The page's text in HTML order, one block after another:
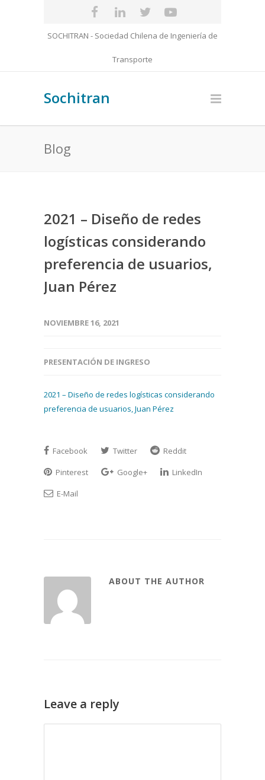
SOCHITRAN - Sociedad Chilena de Ingeniería de
Transporte
Sochitran
Blog
2021 – Diseño de redes
logísticas considerando
preferencia de usuarios,
Juan Pérez
NOVIEMBRE 16, 2021
PRESENTACIÓN DE INGRESO
2021 – Diseño de redes logísticas considerando
preferencia de usuarios, Juan Pérez
Facebook Twitter
Reddit
Pinterest
Google+
LinkedIn
E-Mail
ABOUT THE AUTHOR
Leave a reply